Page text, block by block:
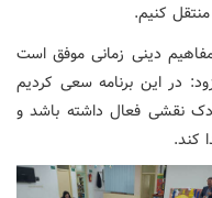
کنیم.
مفاهیم دینی زمانی موفق است
در این برنامه سعی کردیم
نقشی فعال داشته باشد و
کند.